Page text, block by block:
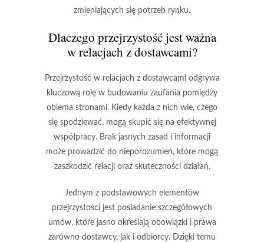
zmieniających się potrzeb rynku.
Dlaczego przejrzystość jest ważna
w relacjach z dostawcami?
Przejrzystość w relacjach z dostawcami odgrywa
kluczową rolę w budowaniu zaufania pomiędzy
obiema stronami. Kiedy każda z nich wie, czego
się spodziewać, mogą skupić się na efektywnej
współpracy. Brak jasnych zasad i informacji
może prowadzić do nieporozumień, które mogą
zaszkodzić relacji oraz skuteczności działań.
Jednym z podstawowych elementów
przejrzystości jest posiadanie szczegółowych
umów, które jasno określają obowiązki i prawa
zarówno dostawcy, jak i odbiorcy. Dzięki temu